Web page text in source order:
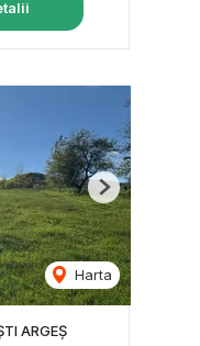
Harta
Next
ARGEȘ